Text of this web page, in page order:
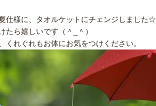
仕様に、タオルケットにチェンジしました☆
たら嬉しいです（＾_＾）
くれぐれもお体にお気をつけください。